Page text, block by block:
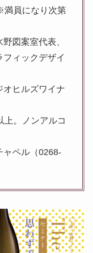
員になり次第
図案室代表、
ィックデザイ
ヒルズワイナ
上。ノンアルコ
ャペル（0268-